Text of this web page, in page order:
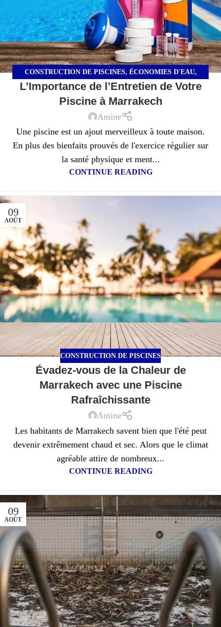
CONSTRUCTION DE PISCINES, ÉCONOMIES D'EAU,
ENTRETIEN DES INSTALLATIONS
L’Importance de l’Entretien de Votre
Piscine à Marrakech
Amine
Une piscine est un ajout merveilleux à toute maison.
En plus des bienfaits prouvés de l'exercice régulier sur
la santé physique et ment...
CONTINUE READING
09
AOÛT
CONSTRUCTION DE PISCINES
Évadez-vous de la Chaleur de
Marrakech avec une Piscine
Rafraîchissante
Amine
Les habitants de Marrakech savent bien que l'été peut
devenir extrêmement chaud et sec. Alors que le climat
agréable attire de nombreux...
CONTINUE READING
09
AOÛT